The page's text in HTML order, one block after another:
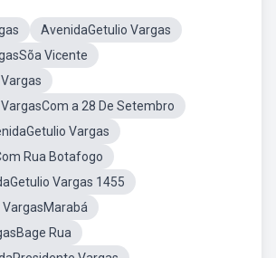
AvenidaGetulio Vargas
Vicente
a 28 De Setembro
Vargas
Rua Botafogo
Vargas 1455
Rua